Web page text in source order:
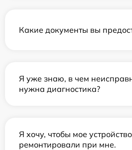
Какие документы вы
Я уже знаю, в чем
нужна диагностика?
Я хочу, чтобы мое устройство
ремонтировали при мне.